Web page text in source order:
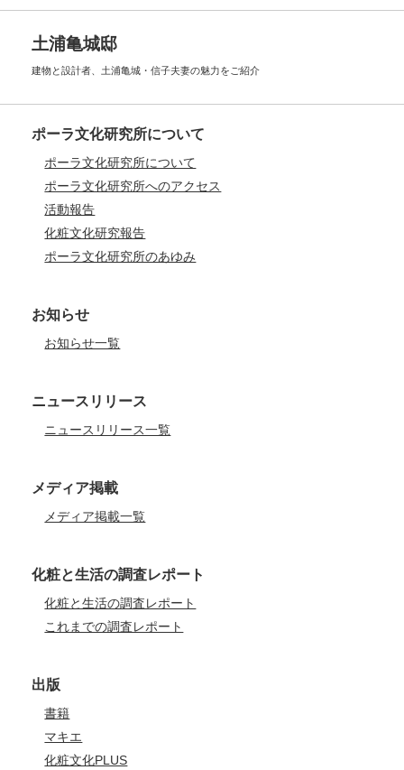
土浦亀城邸
建物と設計者、土浦亀城・信子夫妻の魅力をご紹介
ポーラ文化研究所について
ポーラ文化研究所について
ポーラ文化研究所へのアクセス
活動報告
化粧文化研究報告
ポーラ文化研究所のあゆみ
お知らせ
お知らせ一覧
ニュースリリース
ニュースリリース一覧
メディア掲載
メディア掲載一覧
化粧と生活の調査レポート
化粧と生活の調査レポート
これまでの調査レポート
出版
書籍
マキエ
化粧文化PLUS